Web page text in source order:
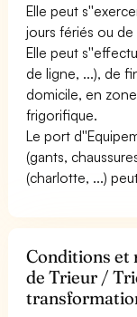
Elle peut
jours fériés ou de
Elle peut
de ligne, ...), de
domicile, en
frigorifique.
Le port
(gants,
(charlotte, ...)
Conditions et
de Trieur /